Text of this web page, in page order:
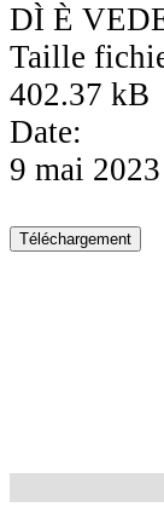
DÌ È
Taille
402.37 kB
Date:
9 mai 2023